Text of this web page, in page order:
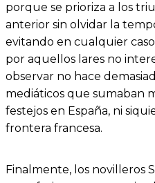
porque se prioriza a los
anterior sin olvidar la
evitando en cualquier
por aquellos lares no
observar no hace
mediáticos que sumaban
festejos en España, ni
frontera francesa.
Finalmente, los novilleros